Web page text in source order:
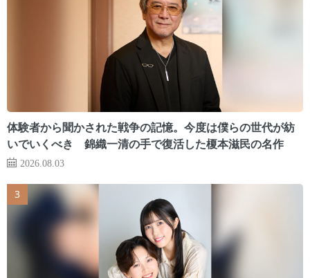
体験者から聞かされた戦争の記憶。今度は僕らの世代が紡
いでいくべき 錦織一清の手で復活した榎本滋民の名作
2026.08.03